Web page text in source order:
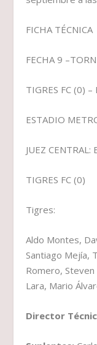
FICHA TÉCNICA
FECHA 9
TIGRES FC (0)
ESTADIO
JUEZ
TIGRES FC (0)
Tigres:
Aldo Montes,
Santiago Mejía,
Romero,
Lara, Mario
Director